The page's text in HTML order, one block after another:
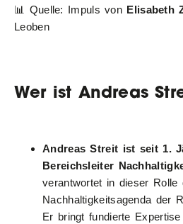
📊 Quelle: Impuls von Elisabeth
Leoben
Wer ist Andreas
Andreas Streit ist seit 1.
Bereichsleiter
verantwortet in dieser Rolle
Nachhaltigkeitsagenda der
Er bringt fundierte